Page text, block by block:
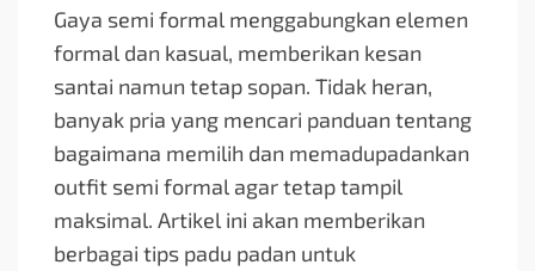
Gaya semi formal menggabungkan elemen
formal dan kasual, memberikan kesan
santai namun tetap sopan. Tidak heran,
banyak pria yang mencari panduan tentang
bagaimana memilih dan memadupadankan
outfit semi formal agar tetap tampil
maksimal. Artikel ini akan memberikan
berbagai tips padu padan untuk